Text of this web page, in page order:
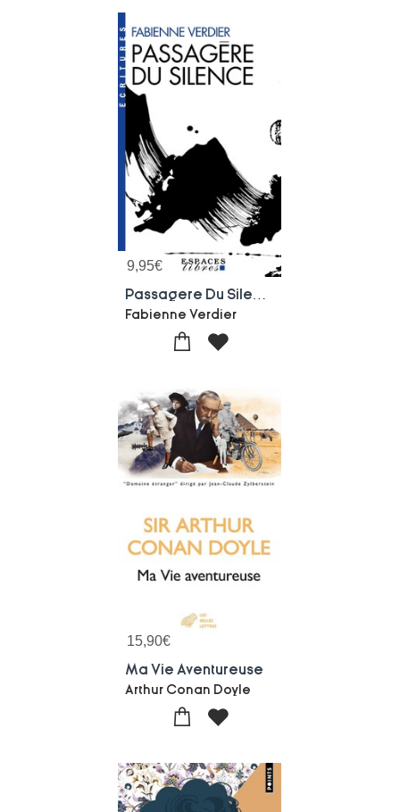
9,95€
Fabienne Verdier
15,90€
Ma Vie Aventureuse
Arthur Conan Doyle